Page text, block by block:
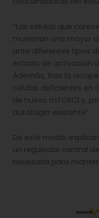
“Las células que
muestran una mayor
ante diferentes tipos
estado de activación
Además, tras la
células deficientes en
de nuevo mTORC1 y,
autofagia existente”.
De este modo,
un regulador central
necesaria para